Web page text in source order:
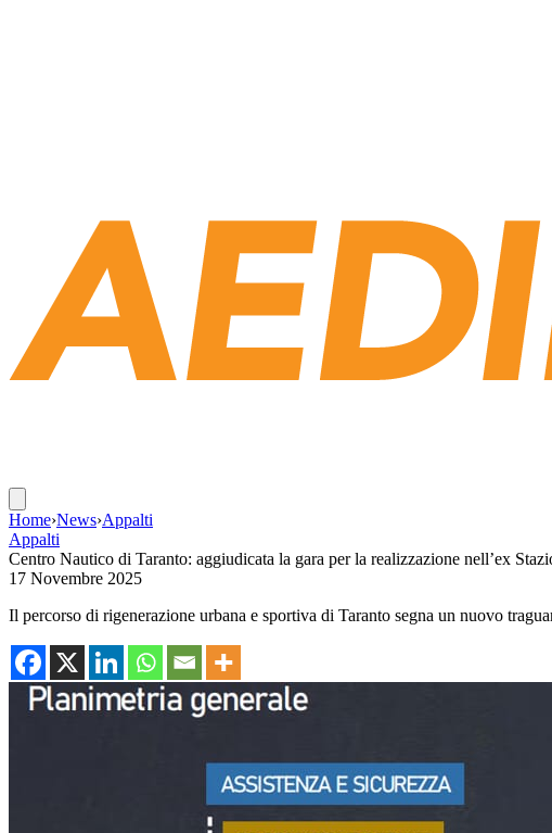
Home›News›Appalti
Appalti
Centro Nautico di Taranto: aggiudicata la gara per la realizzazione nell’ex
17 Novembre 2025
Il percorso di rigenerazione urbana e sportiva di Taranto segna un nuovo